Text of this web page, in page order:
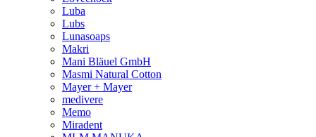
Luba
Lubs
Lunasoaps
Makri
Mani Bläuel GmbH
Masmi Natural Cotton
Mayer + Mayer
medivere
Memo
Miradent